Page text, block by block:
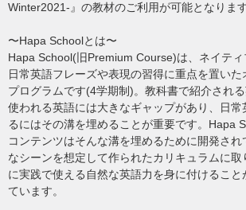
Winter2021-』の教材のご利用が可能となります
〜Hapa Schoolとは〜
Hapa School(旧Premium Course)は、ネイテ
日常英語フレーズや表現の習得に重点を置い
プログラムです(4学期制)。教科書で紹介され
使われる英語には大きなギャップがあり、日
るにはその溝を埋めることが重要です。Hapa
コンテンツはそんな溝を埋めるために開発され
なシーンを想定して作られたカリキュラムに
に実践で使える自然な英語力を身に付けること
ています。